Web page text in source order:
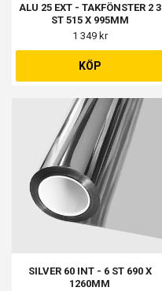
ALU 25 EXT - TAKFÖNSTER 2 3
ST 515 X 995MM
1 349 kr
KÖP
SILVER 60 INT - 6 ST 690 X
1260MM